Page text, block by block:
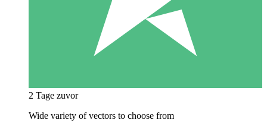
2 Tage zuvor
Wide variety of vectors to choose from